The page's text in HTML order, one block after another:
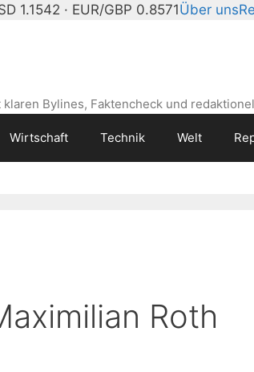
1.1542 · EUR/GBP 0.8571Über uns
Bylines, Faktencheck und
Wirtschaft Technik Welt
Roth